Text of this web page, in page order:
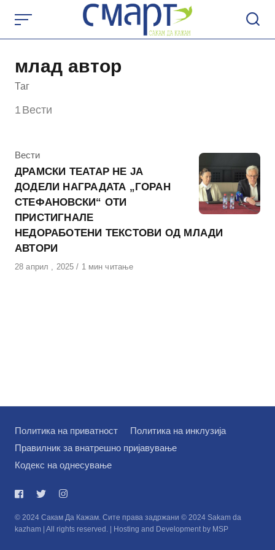
content
млад автор
Таг
1 Вести
КАтегорија
Вести
ДРАМСКИ ТЕАТАР НЕ ЈА
ДОДЕЛИ НАГРАДАТА „ГОРАН
СТЕФАНОВСКИ“ ОТИ
ПРИСТИГНАЛЕ
НЕДОРАБОТЕНИ ТЕКСТОВИ ОД МЛАДИ
АВТОРИ
Објавено
28 април , 2025 1 мин читање
Политика на приватност
Политика на инклузија
Правилник за внатрешно пријавување
Кодекс на однесување
© 2024 Сакам Да Кажам. Сите права задржани © 2024 Sakam da
kazham | All rights reserved. | Hosting and Development by MSP